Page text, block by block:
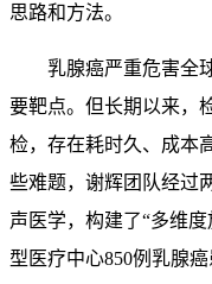
思路和方法。
乳腺癌严重危害全
要靶点。但长期以来，
检，存在耗时久、成本
些难题，谢辉团队经过
声医学，构建了“多维度
型医疗中心850例乳腺